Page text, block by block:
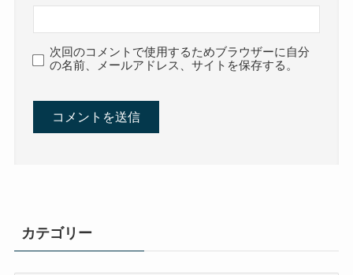
次回のコメントで使用するためブラウザーに自分
の名前、メールアドレス、サイトを保存する。
カテゴリー